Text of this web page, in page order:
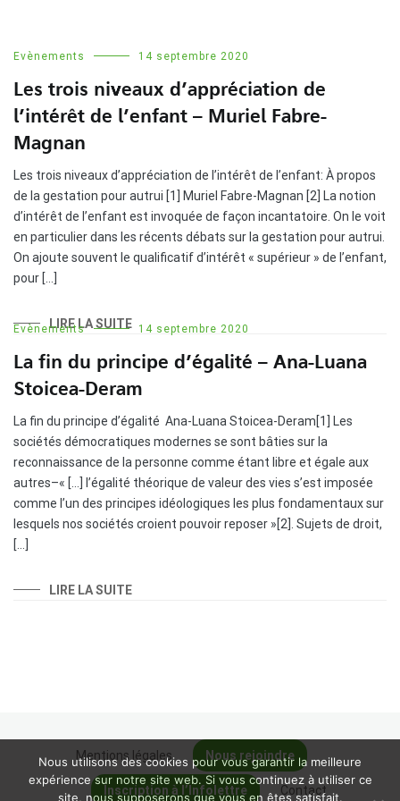
Evènements 14 septembre 2020
Les trois niveaux d’appréciation de
l’intérêt de l’enfant – Muriel Fabre-
Magnan
Les trois niveaux d’appréciation de l’intérêt de l’enfant: À propos
de la gestation pour autrui [1] Muriel Fabre-Magnan [2] La notion
d’intérêt de l’enfant est invoquée de façon incantatoire. On le voit
en particulier dans les récents débats sur la gestation pour autrui.
On ajoute souvent le qualificatif d’intérêt « supérieur » de l’enfant,
pour […]
LIRE LA SUITE
Evènements 14 septembre 2020
La fin du principe d’égalité – Ana-Luana
Stoicea-Deram
La fin du principe d’égalité Ana-Luana Stoicea-Deram[1] Les
sociétés démocratiques modernes se sont bâties sur la
reconnaissance de la personne comme étant libre et égale aux
autres–« […] l’égalité théorique de valeur des vies s’est imposée
comme l’un des principes idéologiques les plus fondamentaux sur
lesquels nos sociétés croient pouvoir reposer »[2]. Sujets de droit,
[…]
LIRE LA SUITE
Mentions légales Nous rejoindre
Inscription à l’Infolettre Contact
Nous utilisons des cookies pour vous garantir la meilleure
expérience sur notre site web. Si vous continuez à utiliser ce
site, nous supposerons que vous en êtes satisfait.